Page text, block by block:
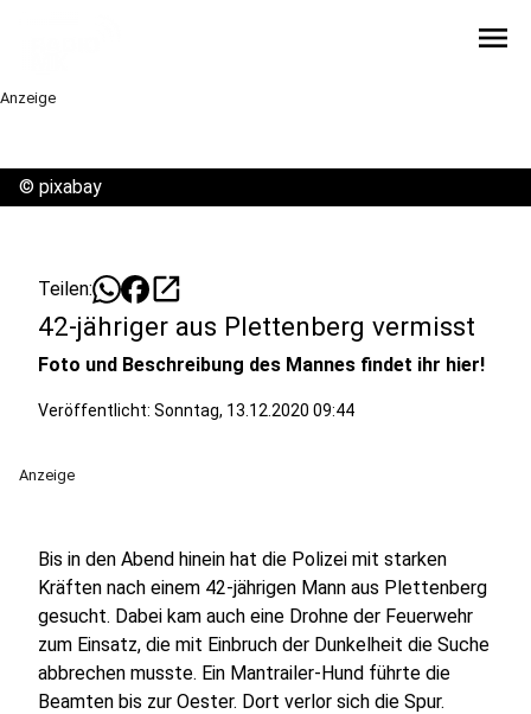
menu
Anzeige
© pixabay
Teilen: open_in_new
42-jähriger aus Plettenberg vermisst
Foto und Beschreibung des Mannes findet ihr hier!
Veröffentlicht: Sonntag, 13.12.2020 09:44
Anzeige
Bis in den Abend hinein hat die Polizei mit starken
Kräften nach einem 42-jährigen Mann aus Plettenberg
gesucht. Dabei kam auch eine Drohne der Feuerwehr
zum Einsatz, die mit Einbruch der Dunkelheit die Suche
abbrechen musste. Ein Mantrailer-Hund führte die
Beamten bis zur Oester. Dort verlor sich die Spur.